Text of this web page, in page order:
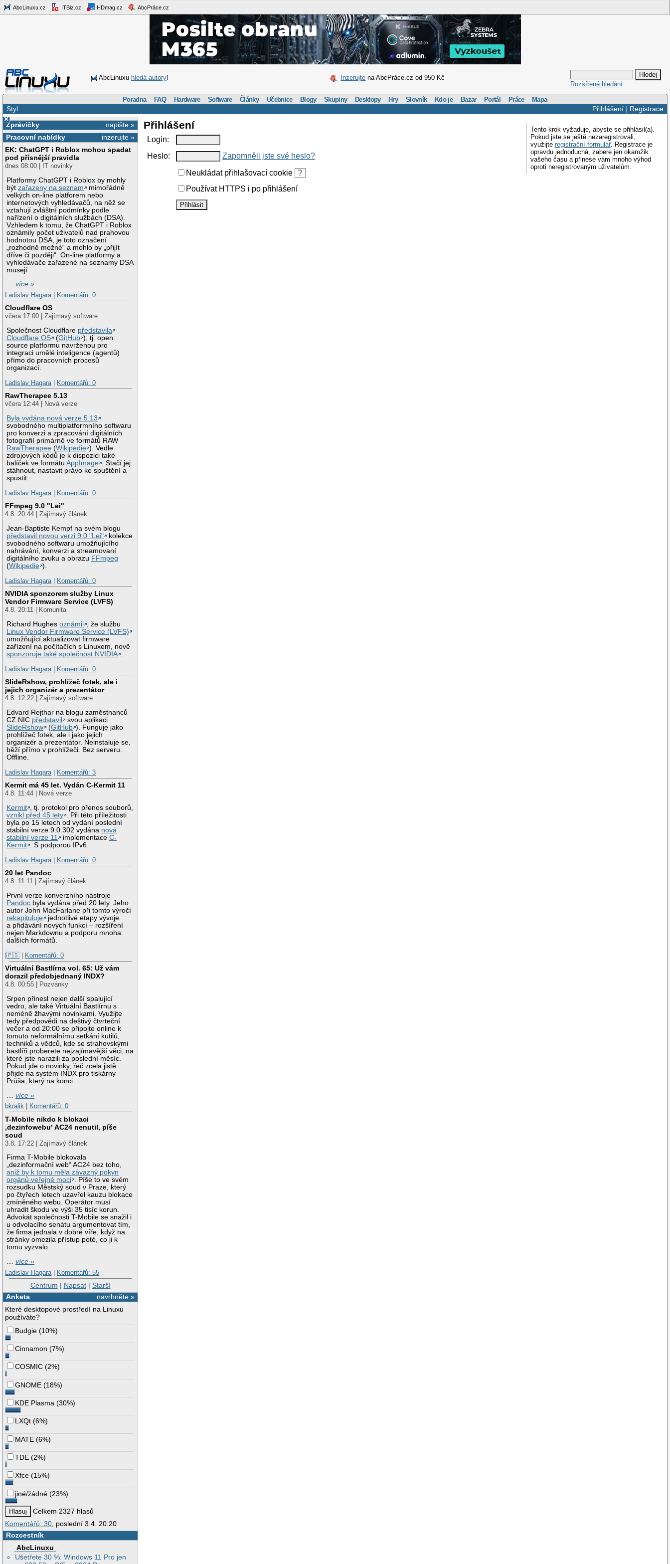
AbcLinuxu.cz ITBiz.cz HDmag.cz AbcPráce.cz
AbcLinuxu hledá autory! Inzerujte na AbcPráce.cz od 950 Kč
Rozšířené hledání
Poradna FAQ Hardware Software Články Učebnice Blogy Skupiny Desktopy Hry Slovník Kdo je Bazar Portál Práce Mapa
Přihlášení| Registrace
Styl
×
napište »
Zprávičky
inzerujte »
Pracovní nabídky
EK: ChatGPT i Roblox mohou spadat
pod přísnější pravidla
dnes 08:00 | IT novinky
Platformy ChatGPT i Roblox by mohly
býtzařazeny na seznam
mimořádně
velkých on-line platforem nebo
internetových vyhledávačů, na něž se
vztahují zvláštní podmínky podle
nařízení o digitálních službách (DSA).
Vzhledem k tomu, že ChatGPT i Roblox
oznámily počet uživatelů nad prahovou
hodnotou DSA, je toto označení
„rozhodně možné“ a mohlo by „přijít
dříve či později“. On-line platformy a
vyhledávače zařazené na seznamy DSA
musejí
…více »
Ladislav Hagara
Komentářů: 0
Cloudflare OS
včera 17:00 | Zajímavý software
Společnost Cloudflare představila
Cloudflare OS
(GitHub ), tj. open
source platformu navrženou pro
integraci umělé inteligence (agentů)
přímo do pracovních procesů
organizací.
Ladislav Hagara
Komentářů: 0
RawTherapee 5.13
včera 12:44 | Nová verze
Byla vydána nová verze 5.13
svobodného multiplatformního softwaru
pro konverzi a zpracování digitálních
fotografií primárně ve formátů RAW
RawTherapee (Wikipedie ). Vedle
zdrojových kódů je k dispozici také
balíček ve formátuAppImage . Stačí jej
stáhnout, nastavit právo ke spuštění a
spustit.
Ladislav Hagara
Komentářů: 0
FFmpeg 9.0 "Lei"
4.8. 20:44 | Zajímavý článek
Jean-Baptiste Kempf na svém blogu
představil novou verzi 9.0 "Lei"
kolekce
svobodného softwaru umožňujícího
nahrávání, konverzi a streamovaní
digitálního zvuku a obrazu FFmpeg
(Wikipedie ).
Ladislav Hagara
Komentářů: 0
NVIDIA sponzorem služby Linux
Vendor Firmware Service (LVFS)
4.8. 20:11 | Komunita
Richard Hughesoznámil
, že službu
Linux Vendor Firmware Service (LVFS)
umožňující aktualizovat firmware
zařízení na počítačích s Linuxem, nově
sponzoruje také společnost NVIDIA .
Ladislav Hagara | Komentářů: 0
SlideRshow, prohlížeč fotek, ale i
jejich organizér a prezentátor
4.8. 12:22 | Zajímavý software
Edvard Rejthar na blogu zaměstnanců
CZ.NIC představil
svou aplikaci
SlideRshow
(GitHub ). Funguje jako
prohlížeč fotek, ale i jako jejich
organizér a prezentátor. Neinstaluje se,
běží přímo v prohlížeči. Bez serveru.
Offline.
Ladislav Hagara | Komentářů: 3
Kermit má 45 let. Vydán C-Kermit 11
4.8. 11:44 | Nová verze
Kermit , tj. protokol pro přenos souborů,
vznikl před 45 lety . Při této příležitosti
byla po 15 letech od vydání poslední
stabilní verze 9.0.302 vydána nová
stabilní verze 11
implementaceC-
Kermit . S podporou IPv6.
Ladislav Hagara | Komentářů: 0
20 let Pandoc
4.8. 11:11 | Zajímavý článek
První verze konverzního nástroje
Pandoc byla vydána před 20 lety. Jeho
autor John MacFarlane při tomto výročí
rekapituluje
jednotlivé etapy vývoje
a přidávání nových funkcí – rozšíření
nejen Markdownu a podporu mnoha
dalších formátů.
|🇵🇸 | Komentářů: 0
Virtuální Bastlírna vol. 65: Už vám
dorazil předobjednaný INDX?
4.8. 00:55 | Pozvánky
Srpen přinesl nejen další spalující
vedro, ale také Virtuální Bastlírnu s
neméně žhavými novinkami. Využijte
tedy předpovědi na deštivý čtvrteční
večer a od 20:00 se připojte online k
tomuto neformálnímu setkání kutilů,
techniků a vědců, kde se strahovskými
bastlíři proberete nejzajímavější věci, na
které jste narazili za poslední měsíc.
Pokud jde o novinky, řeč zcela jistě
přijde na systém INDX pro tiskárny
Průša, který na konci
…více »
bkralik
Komentářů: 0
T-Mobile nikdo k blokaci
‚dezinfowebu‘ AC24 nenutil, píše
soud
3.8. 17:22 | Zajímavý článek
Firma T-Mobile blokovala
„dezinformační web“ AC24 bez toho,
aniž by k tomu měla závazný pokyn
orgánů veřejné moci . Píše to ve svém
rozsudku Městský soud v Praze, který
po čtyřech letech uzavřel kauzu blokace
zmíněného webu. Operátor musí
uhradit škodu ve výši 35 tisíc korun.
Advokát společnosti T-Mobile se snažil i
u odvolacího senátu argumentovat tím,
že firma jednala v dobré víře, když na
stránky omezila přístup poté, co ji k
tomu vyzvalo
…více »
Ladislav Hagara | Komentářů: 55
Centrum | Napsat| Starší
navrhněte »
Anketa
Které desktopové prostředí na Linuxu
používáte?
Budgie (10%)
Cinnamon (7%)
COSMIC (2%)
GNOME (18%)
KDE Plasma (30%)
LXQt (6%)
MATE (6%)
TDE (2%)
Xfce (15%)
jiné/žádné (23%)
Celkem 2327 hlasů
Komentářů: 30, poslední 3.4. 20:20
Rozcestník
AbcLinuxu
Ušetřete 30 %: Windows 11 Pro jen
Tento krok vyžaduje, abyste se přihlásil(a).
Pokud jste se ještě nezaregistrovali,
využijte registrační formulář. Registrace je
opravdu jednoduchá, zabere jen okamžik
vašeho času a přinese vám mnoho výhod
oproti neregistrovaným uživatelům.
Přihlášení
Login:
Heslo:
Zapomněli jste své heslo?
Neukládat přihlašovací cookie
?
Používat HTTPS i po přihlášení